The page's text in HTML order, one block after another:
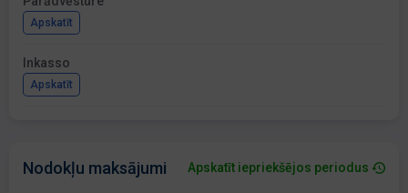
Apskatīt
Inkasso
Apskatīt
Nodokļu maksājumi Apskatīt iepriekšējos periodus